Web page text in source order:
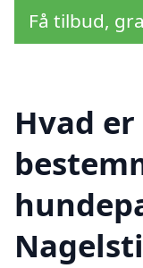
Få tilbud,
Hvad